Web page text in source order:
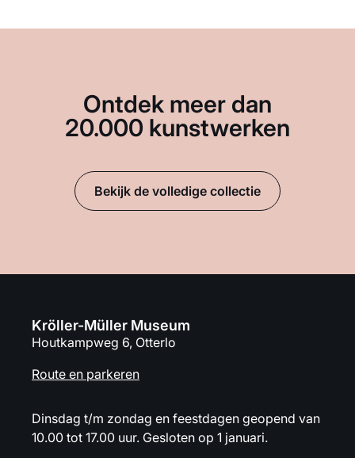
Ontdek meer dan
20.000 kunstwerken
Bekijk de volledige collectie
Kröller-Müller Museum
Houtkampweg 6, Otterlo
Route en parkeren
Dinsdag t/m zondag en feestdagen geopend van
10.00 tot 17.00 uur. Gesloten op 1 januari.